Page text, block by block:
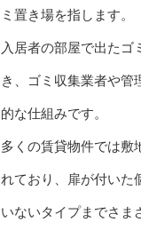
ミ置き場を指します。
入居者の部屋で出たゴ
き、ゴミ収集業者や管
的な仕組みです。
多くの賃貸物件では敷
れており、扉が付いた
いないタイプまでさま